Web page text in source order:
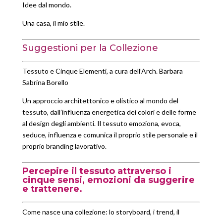
Idee dal mondo.
Una casa, il mio stile.
Suggestioni per la Collezione
Tessuto e Cinque Elementi, a cura dell’Arch. Barbara
Sabrina Borello
Un approccio architettonico e olistico al mondo del
tessuto, dall’influenza energetica dei colori e delle forme
al design degli ambienti. Il tessuto emoziona, evoca,
seduce, influenza e comunica il proprio stile personale e il
proprio branding lavorativo.
Percepire il tessuto attraverso i
cinque sensi, emozioni da suggerire
e trattenere.
Come nasce una collezione: lo storyboard, i trend, il